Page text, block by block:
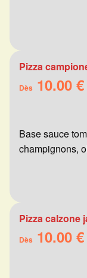
Pizza
Dès 10.00 €
Base sauce
champignons,
Pizza calzone
Dès 10.00 €